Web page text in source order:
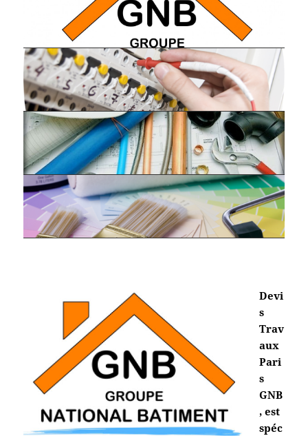
Devi
s
Trav
aux
Pari
s
GNB
, est
spéc